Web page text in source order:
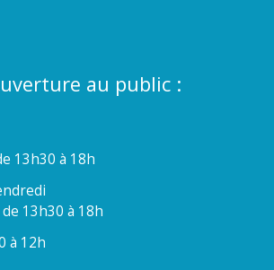
au public :
13h30 à 18h
13h30 à 18h
à 12h